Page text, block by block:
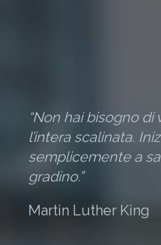
“Non hai bisogno di
l’intera scalinata.
semplicemente a
gradino.”
Martin Luther King